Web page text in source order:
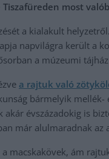
most
a kialakult
napvilágra került a
a múzeumi
a rajtuk való
bármelyik
akár évszázadokig is
már alulmaradnak az
macskakövek, ám